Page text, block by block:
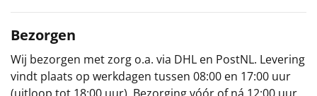
Bezorgen
Wij bezorgen met zorg o.a. via DHL en PostNL. Levering
vindt plaats op werkdagen tussen 08:00 en 17:00 uur